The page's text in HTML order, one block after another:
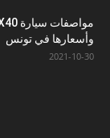
وأسعارها في تونس
2021-10-30